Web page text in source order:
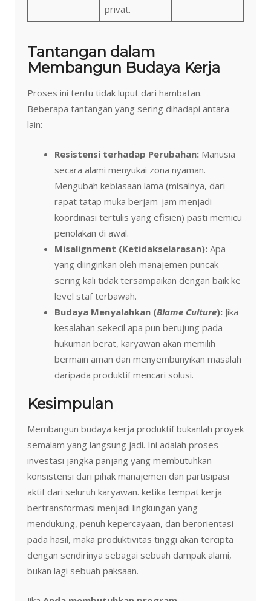
privat.
Tantangan dalam
Membangun Budaya Kerja
Proses ini tentu tidak luput dari hambatan.
Beberapa tantangan yang sering dihadapi antara
lain:
Resistensi terhadap Perubahan: Manusia
secara alami menyukai zona nyaman.
Mengubah kebiasaan lama (misalnya, dari
rapat tatap muka berjam-jam menjadi
koordinasi tertulis yang efisien) pasti memicu
penolakan di awal.
Misalignment (Ketidakselarasan): Apa
yang diinginkan oleh manajemen puncak
sering kali tidak tersampaikan dengan baik ke
level staf terbawah.
Budaya Menyalahkan (Blame Culture): Jika
kesalahan sekecil apa pun berujung pada
hukuman berat, karyawan akan memilih
bermain aman dan menyembunyikan masalah
daripada produktif mencari solusi.
Kesimpulan
Membangun budaya kerja produktif bukanlah proyek
semalam yang langsung jadi. Ini adalah proses
investasi jangka panjang yang membutuhkan
konsistensi dari pihak manajemen dan partisipasi
aktif dari seluruh karyawan. ketika tempat kerja
bertransformasi menjadi lingkungan yang
mendukung, penuh kepercayaan, dan berorientasi
pada hasil, maka produktivitas tinggi akan tercipta
dengan sendirinya sebagai sebuah dampak alami,
bukan lagi sebuah paksaan.